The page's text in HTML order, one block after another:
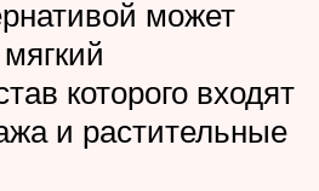
может
которого входят
и растительные